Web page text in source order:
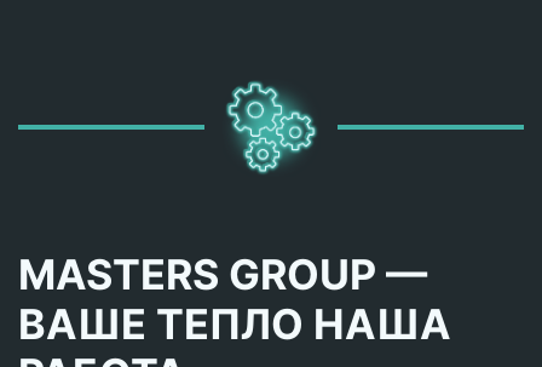
MASTERS GROUP —
ВАШЕ ТЕПЛО НАША